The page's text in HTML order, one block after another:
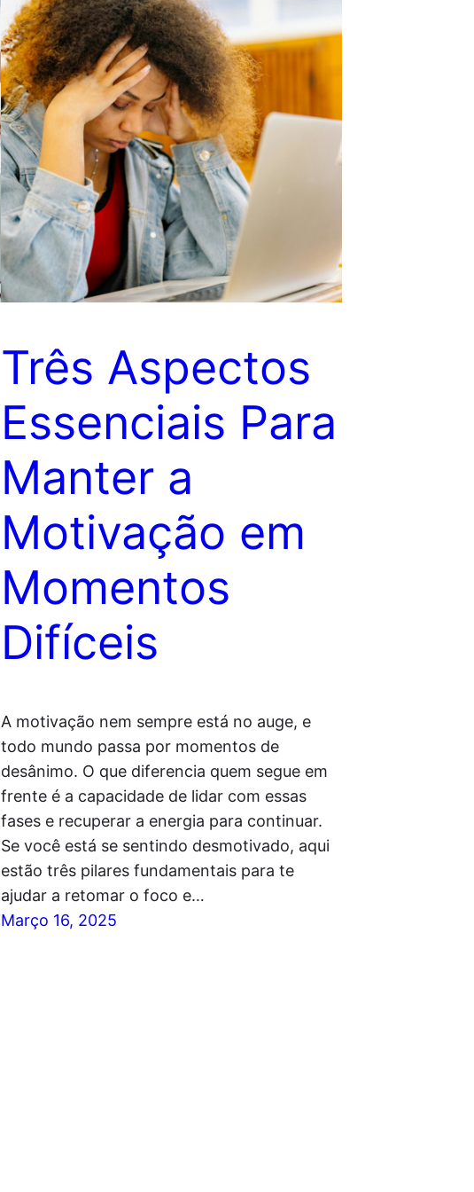
Três Aspectos
Essenciais Para
Manter a
Motivação em
Momentos
Difíceis
A motivação nem sempre está no auge, e
todo mundo passa por momentos de
desânimo. O que diferencia quem segue em
frente é a capacidade de lidar com essas
fases e recuperar a energia para continuar.
Se você está se sentindo desmotivado, aqui
estão três pilares fundamentais para te
ajudar a retomar o foco e…
Março 16, 2025